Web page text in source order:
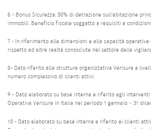
6 - Bonus Sicurezza: 50% di detrazione sull’abitazione
immobili. Beneficio fiscale soggetto a requisiti e
7 - In riferimento alle dimensioni e alla capacità
rispetto ad altre realtà conosciute nel settore della
8- Dato riferito alla struttura organizzativa Verisure a
numero complessivo di clienti attivi.
9 - Dato elaborato su base interna e riferito agli
Operativa Verisure in Italia nel periodo 1 gennaio – 31
10 - Dato elaborato su base interna e riferito ai clienti